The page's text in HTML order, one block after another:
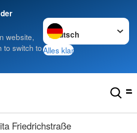
website,
to switch to
Sprache wechseln zu
Alles klar
Friedrichstraße